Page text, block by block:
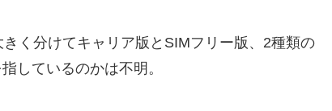
く分けてキャリア版とSIMフリー版、2種類の
しているのかは不明。